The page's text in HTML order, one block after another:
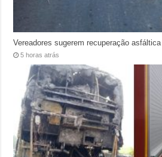
Vereadores sugerem recuperação
5 horas atrás